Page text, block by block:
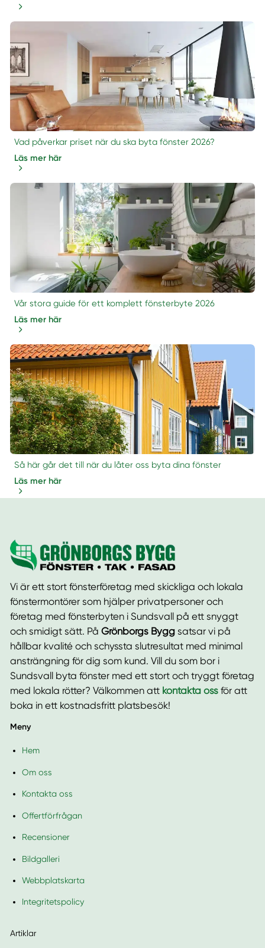
Vad påverkar priset när du ska byta fönster 2026?
Läs mer här
Vår stora guide för ett komplett fönsterbyte 2026
Läs mer här
Så här går det till när du låter oss byta dina fönster
Läs mer här
Vi är ett stort fönsterföretag med skickliga och lokala
fönstermontörer som hjälper privatpersoner och
företag med fönsterbyten i Sundsvall på ett snyggt
och smidigt sätt. På Grönborgs Bygg satsar vi på
hållbar kvalité och schyssta slutresultat med minimal
ansträngning för dig som kund. Vill du som bor i
Sundsvall byta fönster med ett stort och tryggt företag
med lokala rötter? Välkommen att kontakta ossför att
boka in ett kostnadsfritt platsbesök!
Meny
Hem
Om oss
Kontakta oss
Offertförfrågan
Recensioner
Bildgalleri
Webbplatskarta
Integritetspolicy
Artiklar